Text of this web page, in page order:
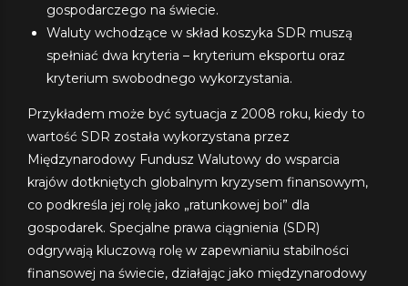
gospodarczego na świecie.
Waluty wchodzące w skład koszyka SDR muszą
spełniać dwa kryteria – kryterium eksportu oraz
kryterium swobodnego wykorzystania.
Przykładem może być sytuacja z 2008 roku, kiedy to
wartość SDR została wykorzystana przez
Międzynarodowy Fundusz Walutowy do wsparcia
krajów dotkniętych globalnym kryzysem finansowym,
co podkreśla jej rolę jako „ratunkowej boi” dla
gospodarek. Specjalne prawa ciągnienia (SDR)
odgrywają kluczową rolę w zapewnianiu stabilności
finansowej na świecie, działając jako międzynarodowy